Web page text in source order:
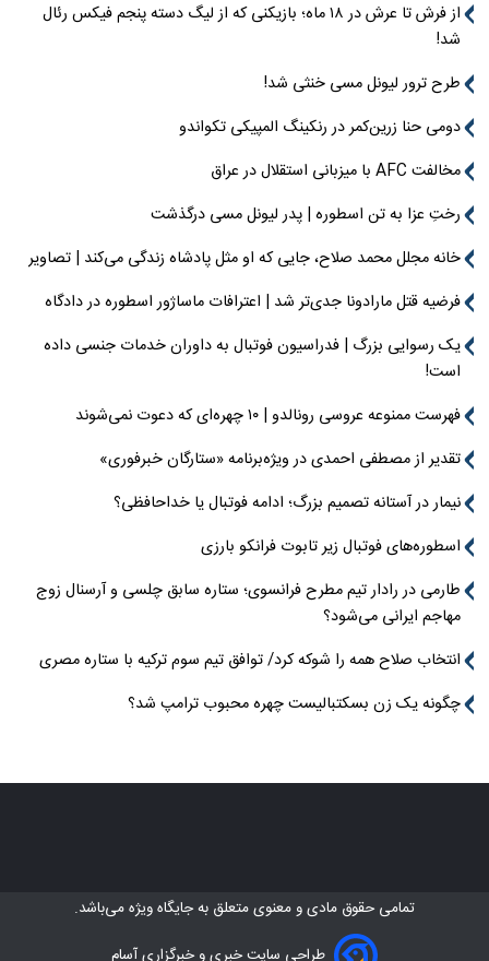
از فرش تا عرش در ۱۸ ماه؛ بازیکنی که از لیگ دسته پنجم فیکس رئال
شد!
طرح ترور لیونل مسی خنثی شد!
دومی حنا زرین‌کمر در رنکینگ المپیکی تکواندو
مخالفت AFC با میزبانی استقلال در عراق
رختِ عزا به تن اسطوره | پدر لیونل مسی درگذشت
خانه مجلل محمد صلاح، جایی که او مثل پادشاه زندگی می‌کند | تصاویر
فرضیه قتل مارادونا جدی‌تر شد | اعترافات ماساژور اسطوره در دادگاه
یک رسوایی بزرگ | فدراسیون فوتبال به داوران خدمات جنسی داده
است!
فهرست ممنوعه عروسی رونالدو | ۱۰ چهره‌ای که دعوت نمی‌شوند
تقدیر از مصطفی احمدی در ویژه‌برنامه «ستارگان خبرفوری»
نیمار در آستانه تصمیم بزرگ؛ ادامه فوتبال یا خداحافظی؟
اسطوره‌های فوتبال زیر تابوت فرانکو بارزی
طارمی در رادار تیم مطرح فرانسوی؛ ستاره سابق چلسی و آرسنال زوج
مهاجم ایرانی می‌شود؟
انتخاب صلاح همه را شوکه کرد/ توافق تیم سوم ترکیه با ستاره مصری
چگونه یک زن بسکتبالیست چهره محبوب ترامپ شد؟
تمامی حقوق مادی و معنوی متعلق بهجایگاه ویژهمی‌باشد.
طراحی سایت خبری و خبرگزاری آسام